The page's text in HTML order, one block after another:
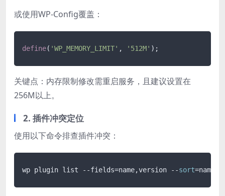
或使用WP-Config覆盖：
define( 'WP_MEMORY_LIMIT' , '512M'
关键点：内存限制修改需重启服务，且建议设置在
256M以上。
2. 插件冲突定位
使用以下命令排查插件冲突：
wp plugin list --fields=name,version --sort